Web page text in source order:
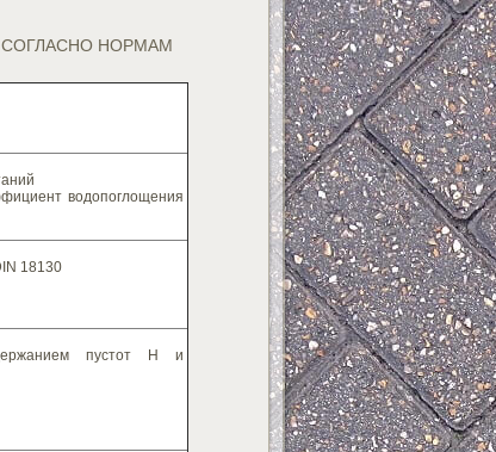
НОРМАМ
водопоглощения
18130
пустот H и